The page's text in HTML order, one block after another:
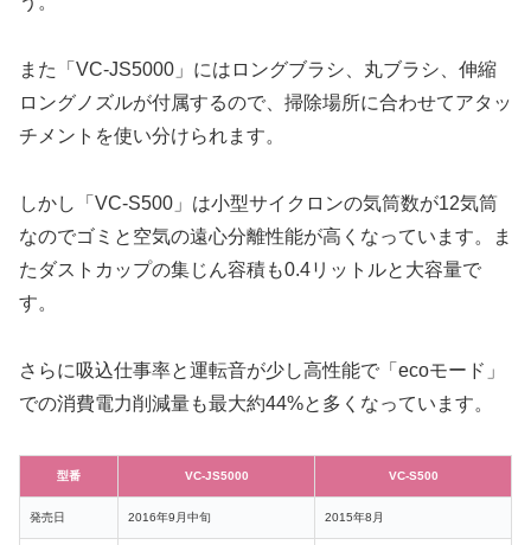
また「VC-JS5000」にはロングブラシ、丸ブラシ、伸縮
ロングノズルが付属するので、掃除場所に合わせてアタッ
チメントを使い分けられます。
しかし「VC-S500」は小型サイクロンの気筒数が12気筒
なのでゴミと空気の遠心分離性能が高くなっています。ま
たダストカップの集じん容積も0.4リットルと大容量で
す。
さらに吸込仕事率と運転音が少し高性能で「ecoモード」
での消費電力削減量も最大約44%と多くなっています。
型番 VC-JS5000 VC-S500
発売日 2016年9月中旬 2015年8月